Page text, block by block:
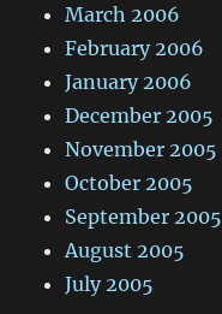
March 2006
February 2006
January 2006
December 2005
November 2005
October 2005
September 2005
August 2005
July 2005